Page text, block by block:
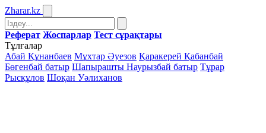
Zharar.kz
Реферат Жоспарлар Тест сұрақтары
Тұлғалар
Абай Құнанбаев Мұхтар Әуезов Қаракерей Қабанбай
Бөгенбай батыр Шапырашты Наурызбай батыр Тұрар
Рысқұлов Шоқан Уәлиханов